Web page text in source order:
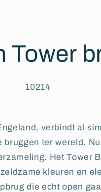
Tower
10214
verbindt al
ter wereld.
Het Tower
kleuren en
die echt open